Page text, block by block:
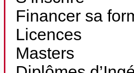
Financer sa
Licences
Masters